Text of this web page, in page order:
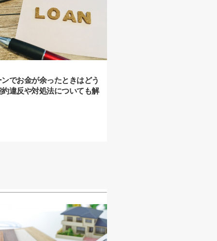
でお金が余ったときはどう
違反や対処法についても解